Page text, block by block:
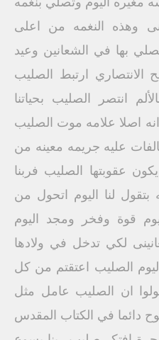
وهذه النغمه من اعلى
بها في الشعانين وعيد
ارتبط الصليب
انتصر الصليب بحياتنا
اصلا علامه موت الصليب
عليه جريمه معينه من
عقوبتها الصليب فربنا
بتقول لنا اليوم اتحول من
قوة وفخر ومجد اليوم
لكي تدخل في ولادها
الصليب اعتقتم من كل
ان الصليب عامل مثل
دائما في الكتاب المقدس